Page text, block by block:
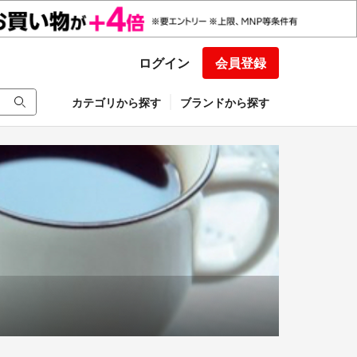
ログイン 会員登録
カテゴリから探す ブランドから探す